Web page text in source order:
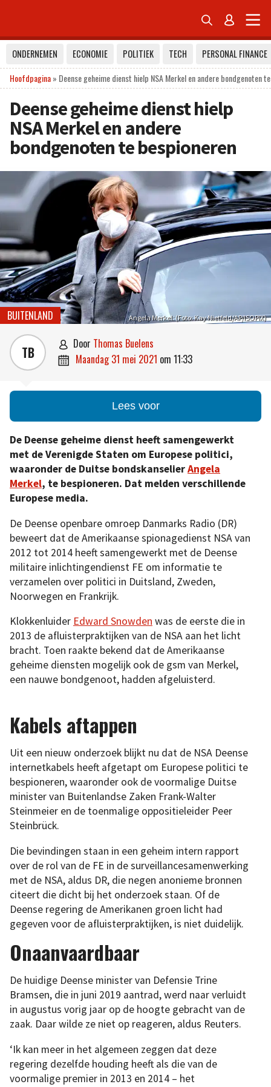
 
ONDERNEMEN ECONOMIE POLITIEK TECH
PERSONAL FINANCE
Hoofdpagina» Deense geheime dienst hielp NSA Merkel en andere bondgenoten
Deense geheime dienst hielp
NSA Merkel en andere
bondgenoten te bespioneren
Angela Merkel: (Foto: Kay Nietfeld/AP/ISOPIX)
BUITENLAND
TB  door Thomas Buelens
 maandag 31 mei 2021 om 11:33
Lees voor
De Deense geheime dienst heeft samengewerkt
met de Verenigde Staten om Europese politici,
waaronder de Duitse bondskanselierAngela
Merkel, te bespioneren. Dat melden verschillende
Europese media.
De Deense openbare omroep Danmarks Radio (DR)
beweert dat de Amerikaanse spionagedienst NSA van
2012 tot 2014 heeft samengewerkt met de Deense
militaire inlichtingendienst FE om informatie te
verzamelen over politici in Duitsland, Zweden,
Noorwegen en Frankrijk.
Klokkenluider Edward Snowden was de eerste die in
2013 de afluisterpraktijken van de NSA aan het licht
bracht. Toen raakte bekend dat de Amerikaanse
geheime diensten mogelijk ook de gsm van Merkel,
een nauwe bondgenoot, hadden afgeluisterd.
Kabels aftappen
Uit een nieuw onderzoek blijkt nu dat de NSA Deense
internetkabels heeft afgetapt om Europese politici te
bespioneren, waaronder ook de voormalige Duitse
minister van Buitenlandse Zaken Frank-Walter
Steinmeier en de toenmalige oppositieleider Peer
Steinbrück.
Die bevindingen staan in een geheim intern rapport
over de rol van de FE in de surveillancesamenwerking
met de NSA, aldus DR, die negen anonieme bronnen
citeert die dicht bij het onderzoek staan. Of de
Deense regering de Amerikanen groen licht had
gegeven voor de afluisterpraktijken, is niet duidelijk.
Onaanvaardbaar
De huidige Deense minister van Defensie Trine
Bramsen, die in juni 2019 aantrad, werd naar verluidt
in augustus vorig jaar op de hoogte gebracht van de
zaak. Daar wilde ze niet op reageren, aldus Reuters.
‘Ik kan meer in het algemeen zeggen dat deze
regering dezelfde houding heeft als die van de
voormalige premier in 2013 en 2014 – het